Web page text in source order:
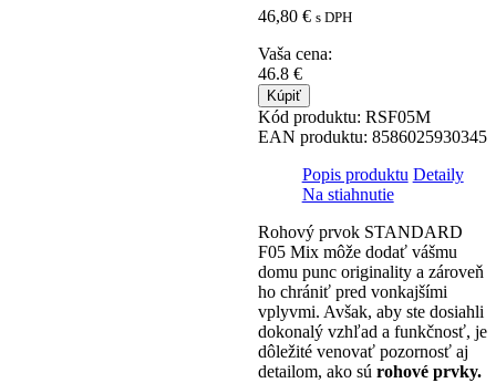
46,80 € s DPH
Vaša cena:
46.8 €
Kúpiť
Kód produktu: RSF05M
EAN produktu: 8586025930345
Popis produktu Detaily
Na stiahnutie
Rohový prvok STANDARD
F05 Mix môže dodať vášmu
domu punc originality a zároveň
ho chrániť pred vonkajšími
vplyvmi. Avšak, aby ste dosiahli
dokonalý vzhľad a funkčnosť, je
dôležité venovať pozornosť aj
detailom, ako sú rohové prvky.